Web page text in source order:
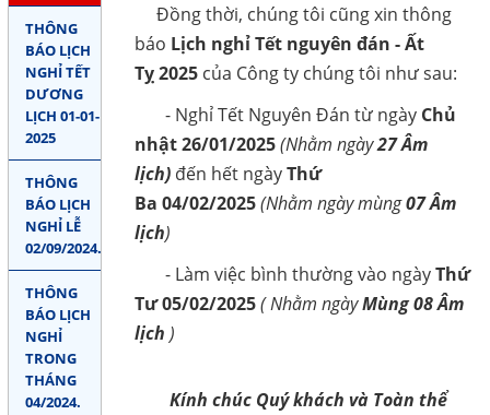
THÔNG
BÁO LỊCH
NGHỈ TẾT
DƯƠNG
LỊCH 01-01-
2025
THÔNG
BÁO LỊCH
NGHỈ LỄ
02/09/2024.
THÔNG
BÁO LỊCH
NGHỈ
TRONG
THÁNG
04/2024.
Đồng thời, chúng tôi cũng xin thông
báo Lịch nghỉ Tết nguyên đán - Ất
Tỵ 2025 của Công ty chúng tôi như sau:
- Nghỉ Tết Nguyên Đán từ ngày Chủ
nhật 26/01/2025(Nhằm ngày27 Âm
lịch) đến hết ngàyThứ
Ba 04/02/2025(Nhằm ngày mùng07 Âm
lịch)
- Làm việc bình thường vào ngàyThứ
Tư 05/02/2025( Nhằm ngàyMùng 08 Âm
lịch )
Kính chúc Quý khách và Toàn thể
COPYRIGHT 2018. ALL RIGHTS RESERVED